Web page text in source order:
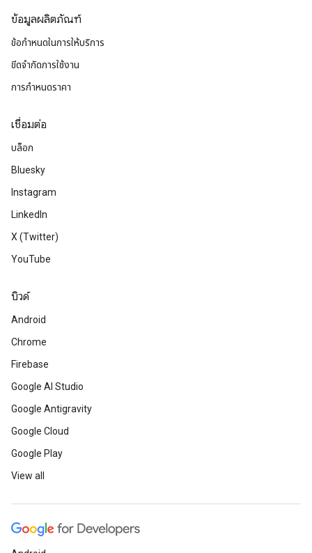
ข้อมูลผลิตภัณฑ์
ข้อกำหนดในการให้บริการ
ขีดจำกัดการใช้งาน
การกำหนดราคา
เชื่อมต่อ
บล็อก
Bluesky
Instagram
LinkedIn
X (Twitter)
YouTube
บิวด์
Android
Chrome
Firebase
Google AI Studio
Google Antigravity
Google Cloud
Google Play
View all